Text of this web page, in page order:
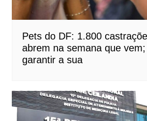
Pets do DF: 1.800
abrem na semana que
garantir a sua